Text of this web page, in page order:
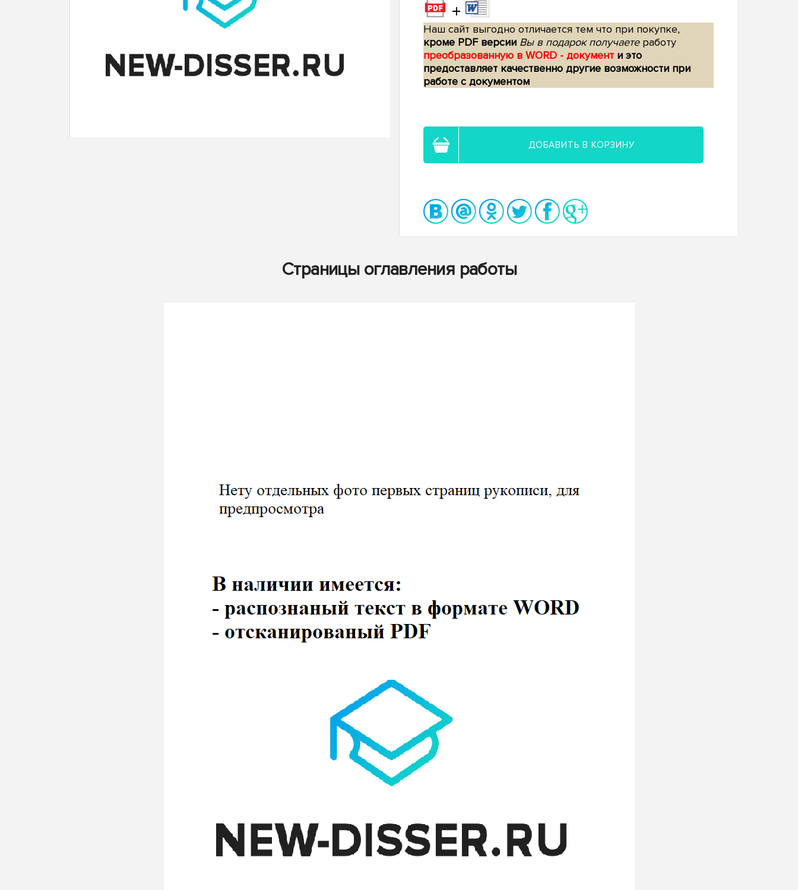
+
Наш сайт выгодно отличается тем что при покупке,
кроме PDF версии Вы в подарок получаетеработу
преобразованную в WORD - документ и это
предоставляет качественно другие возможности при
работе с документом
ДОБАВИТЬ В КОРЗИНУ
Страницы оглавления работы